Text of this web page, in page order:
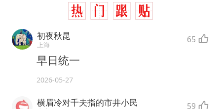
初夜秋昆
上海 65
早日统一
2026-05-27
横眉冷对千夫指的市井小民 59